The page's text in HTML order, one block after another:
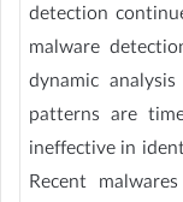
detection
malware
dynamic
patterns are
ineffective in
Recent